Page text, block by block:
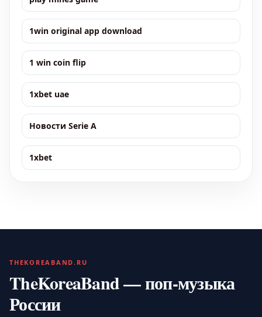
1win original app download
1 win coin flip
1xbet uae
Новости Serie A
1xbet
THEKOREABAND.RU
TheKoreaBand — поп-музыка
России